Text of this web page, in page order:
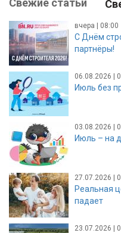
Свежие статьи
вчера | 08:00
С Днём
партнёры!
06.08.2026 |
Июль без
03.08.2026 |
Июль – на
27.07.2026 |
Реальная
падает
23.07.2026 |